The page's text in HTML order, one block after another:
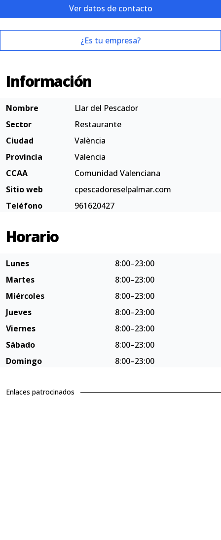
Ver datos de contacto
¿Es tu empresa?
Información
Nombre
Llar del Pescador
Sector
Restaurante
Ciudad
València
Provincia
Valencia
CCAA
Comunidad Valenciana
Sitio web
cpescadoreselpalmar.com
Teléfono
961620427
Horario
Lunes
8:00–23:00
Martes
8:00–23:00
Miércoles
8:00–23:00
Jueves
8:00–23:00
Viernes
8:00–23:00
Sábado
8:00–23:00
Domingo
8:00–23:00
Enlaces patrocinados